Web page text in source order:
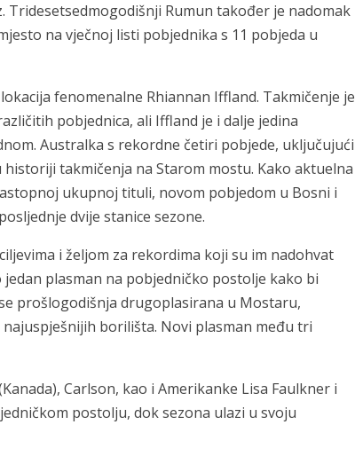
Rumun također je nadomak
na vječnoj listi pobjednika s 11 pobjeda u
fenomenalne Rhiannan Iffland. Takmičenje je
pobjednica, ali Iffland je i dalje jedina
Australka s rekordne četiri pobjede, uključujući
takmičenja na Starom mostu. Kako aktuelna
ukupnoj tituli, novom pobjedom u Bosni i
dvije stanice sezone.
i željom za rekordima koji su im nadohvat
plasman na pobjedničko postolje kako bi
prošlogodišnja drugoplasirana u Mostaru,
borilišta. Novi plasman među tri
Carlson, kao i Amerikanke Lisa Faulkner i
postolju, dok sezona ulazi u svoju